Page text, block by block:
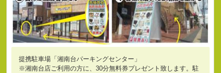
提携駐車場「湘南台パーキングセンター」
※湘南台店ご利用の方に、30分無料券プレゼント致します。駐